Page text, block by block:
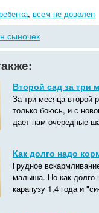
, всем не доволен
сыночек
Второй сад за три
За три месяца второй
только боюсь, и с
дает нам очередные
Как долго надо
Грудное
малыша. Но как долго
карапузу 1,4 года и